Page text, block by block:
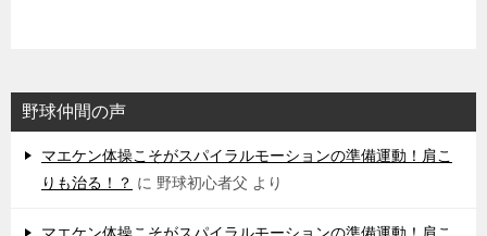
野球仲間の声
マエケン体操こそがスパイラルモーションの準備運動！肩こ
りも治る！？ に 野球初心者父 より
マエケン体操こそがスパイラルモーションの準備運動！肩こ